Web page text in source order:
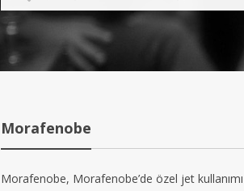
Morafenobe
Morafenobe, Morafenobe’de özel jet